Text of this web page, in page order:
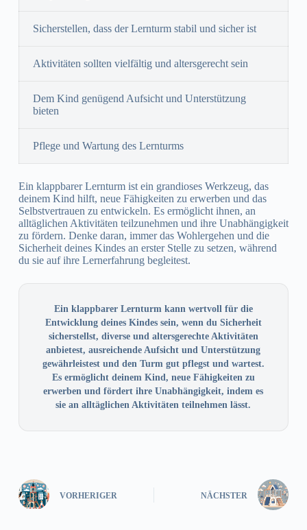
Sicherstellen, dass der Lernturm stabil und sicher ist
Aktivitäten sollten vielfältig und altersgerecht sein
Dem Kind genügend Aufsicht und Unterstützung
bieten
Pflege und Wartung des Lernturms
Ein klappbarer Lernturm ist ein grandioses Werkzeug, das
deinem Kind hilft, neue Fähigkeiten zu erwerben und das
Selbstvertrauen zu entwickeln. Es ermöglicht ihnen, an
alltäglichen Aktivitäten teilzunehmen und ihre Unabhängigkeit
zu fördern. Denke daran, immer das Wohlergehen und die
Sicherheit deines Kindes an erster Stelle zu setzen, während
du sie auf ihre Lernerfahrung begleitest.
Ein klappbarer Lernturm kann wertvoll für die
Entwicklung deines Kindes sein, wenn du Sicherheit
sicherstellst, diverse und altersgerechte Aktivitäten
anbietest, ausreichende Aufsicht und Unterstützung
gewährleistest und den Turm gut pflegst und wartest.
Es ermöglicht deinem Kind, neue Fähigkeiten zu
erwerben und fördert ihre Unabhängigkeit, indem es
sie an alltäglichen Aktivitäten teilnehmen lässt.
VORHERIGER NÄCHSTER